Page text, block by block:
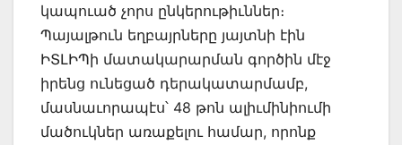
կապուած չորս ընկերութիւններ։
Պայալթուն եղբայրները յայտնի էին
ԻՏԼԻՊի մատակարարման գործին մէջ
իրենց ունեցած դերակատարմամբ,
մասնաւորապէս՝ 48 թոն ալիւմինիումի
մածուկներ առաքելու համար, որոնք